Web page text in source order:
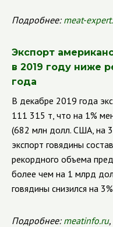
Подробнее: meat-
Экспорт
в 2019 году ниже
года
В декабре 2019 года
111 315 т, что на 1%
(682 млн долл. США, на
экспорт говядины
рекордного объема
более чем на 1 млрд
говядины снизился на
Подробнее: meatinfo.ru